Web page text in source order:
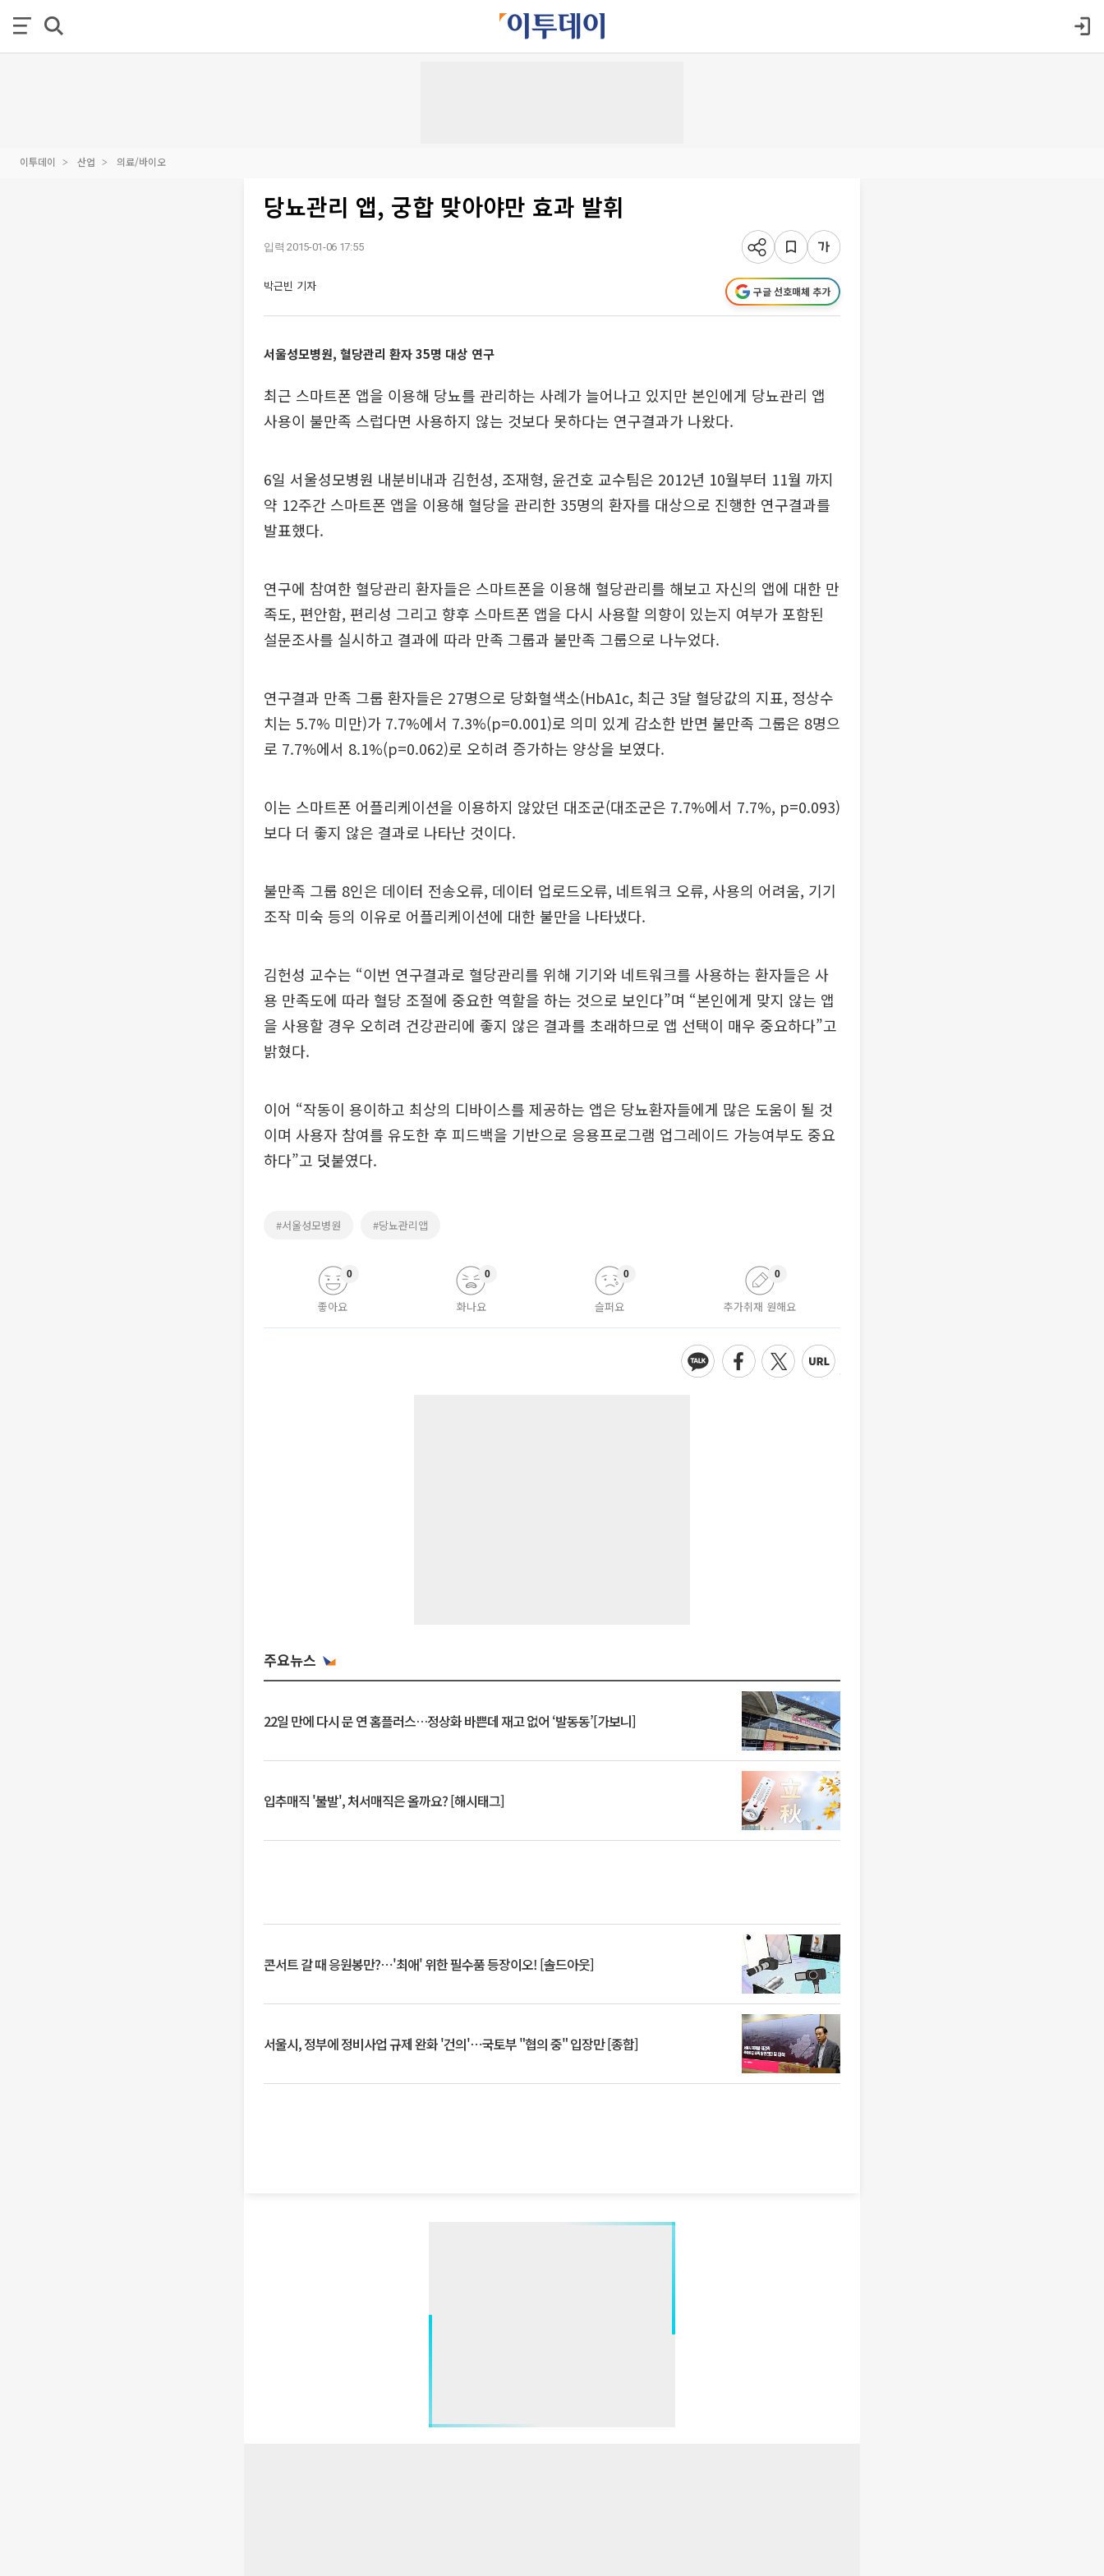
이투데이 산업 의료/바이오
당뇨관리 앱, 궁합 맞아야만 효과 발휘
입력 2015-01-06 17:55
박근빈 기자 구글 선호매체 추가
서울성모병원, 혈당관리 환자 35명 대상 연구
최근 스마트폰 앱을 이용해 당뇨를 관리하는 사례가 늘어나고 있지만 본인에게 당뇨관리 앱
사용이 불만족 스럽다면 사용하지 않는 것보다 못하다는 연구결과가 나왔다.
6일 서울성모병원 내분비내과 김헌성, 조재형, 윤건호 교수팀은 2012년 10월부터 11월 까지
약 12주간 스마트폰 앱을 이용해 혈당을 관리한 35명의 환자를 대상으로 진행한 연구결과를
발표했다.
연구에 참여한 혈당관리 환자들은 스마트폰을 이용해 혈당관리를 해보고 자신의 앱에 대한 만
족도, 편안함, 편리성 그리고 향후 스마트폰 앱을 다시 사용할 의향이 있는지 여부가 포함된
설문조사를 실시하고 결과에 따라 만족 그룹과 불만족 그룹으로 나누었다.
연구결과 만족 그룹 환자들은 27명으로 당화혈색소(HbA1c, 최근 3달 혈당값의 지표, 정상수
치는 5.7% 미만)가 7.7%에서 7.3%(p=0.001)로 의미 있게 감소한 반면 불만족 그룹은 8명으
로 7.7%에서 8.1%(p=0.062)로 오히려 증가하는 양상을 보였다.
이는 스마트폰 어플리케이션을 이용하지 않았던 대조군(대조군은 7.7%에서 7.7%, p=0.093)
보다 더 좋지 않은 결과로 나타난 것이다.
불만족 그룹 8인은 데이터 전송오류, 데이터 업로드오류, 네트워크 오류, 사용의 어려움, 기기
조작 미숙 등의 이유로 어플리케이션에 대한 불만을 나타냈다.
김헌성 교수는 “이번 연구결과로 혈당관리를 위해 기기와 네트워크를 사용하는 환자들은 사
용 만족도에 따라 혈당 조절에 중요한 역할을 하는 것으로 보인다”며 “본인에게 맞지 않는 앱
을 사용할 경우 오히려 건강관리에 좋지 않은 결과를 초래하므로 앱 선택이 매우 중요하다”고
밝혔다.
이어 “작동이 용이하고 최상의 디바이스를 제공하는 앱은 당뇨환자들에게 많은 도움이 될 것
이며 사용자 참여를 유도한 후 피드백을 기반으로 응용프로그램 업그레이드 가능여부도 중요
하다”고 덧붙였다.
#서울성모병원 #당뇨관리앱
좋아요
0
화나요
0
슬퍼요
0
추가취재 원해요
0
주요뉴스
22일 만에 다시 문 연 홈플러스…정상화 바쁜데 재고 없어 ‘발동동’[가보니]
입추매직 '불발', 처서매직은 올까요? [해시태그]
콘서트 갈 때 응원봉만?⋯'최애' 위한 필수품 등장이오! [솔드아웃]
서울시, 정부에 정비사업 규제 완화 '건의'⋯국토부 "협의 중" 입장만 [종합]